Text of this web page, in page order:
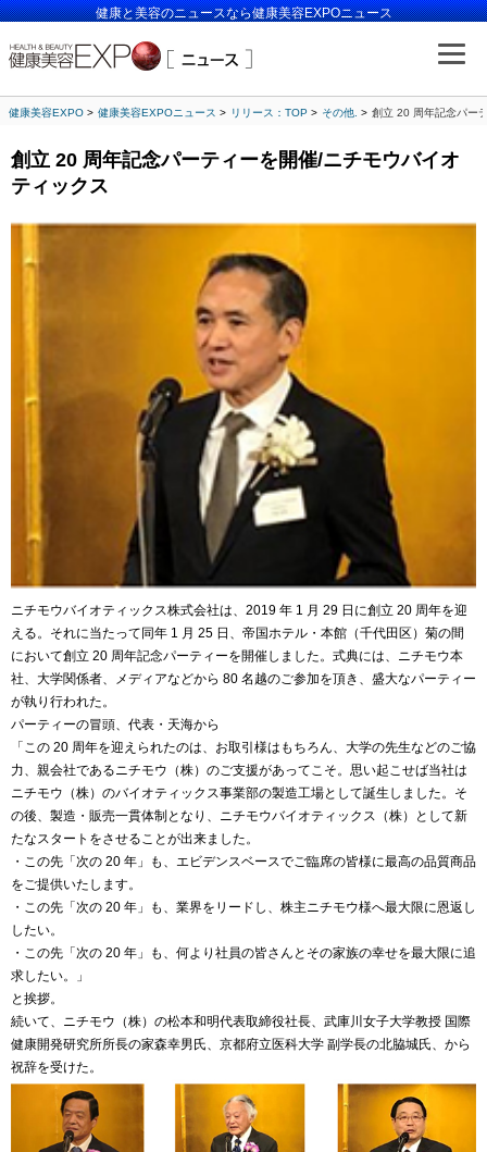
健康と美容のニュースなら健康美容EXPOニュース
健康美容EXPO 健康美容EXPOニュース リリース：TOP その他. 創立 20 周年記念パー
創立 20 周年記念パーティーを開催/ニチモウバイオ
ティックス
ニチモウバイオティックス株式会社は、2019 年 1 月 29 日に創立 20 周年を迎
える。それに当たって同年 1 月 25 日、帝国ホテル・本館（千代田区）菊の間
において創立 20 周年記念パーティーを開催しました。式典には、ニチモウ本
社、大学関係者、メディアなどから 80 名越のご参加を頂き、盛大なパーティー
が執り行われた。
パーティーの冒頭、代表・天海から
「この 20 周年を迎えられたのは、お取引様はもちろん、大学の先生などのご協
力、親会社であるニチモウ（株）のご支援があってこそ。思い起こせば当社は
ニチモウ（株）のバイオティックス事業部の製造工場として誕生しました。そ
の後、製造・販売一貫体制となり、ニチモウバイオティックス（株）として新
たなスタートをさせることが出来ました。
・この先「次の 20 年」も、エビデンスベースでご臨席の皆様に最高の品質商品
をご提供いたします。
・この先「次の 20 年」も、業界をリードし、株主ニチモウ様へ最大限に恩返し
したい。
・この先「次の 20 年」も、何より社員の皆さんとその家族の幸せを最大限に追
求したい。」
と挨拶。
続いて、ニチモウ（株）の松本和明代表取締役社長、武庫川女子大学教授 国際
健康開発研究所所長の家森幸男氏、京都府立医科大学 副学長の北脇城氏、から
祝辞を受けた。